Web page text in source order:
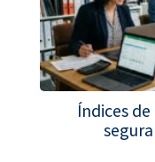
Índices